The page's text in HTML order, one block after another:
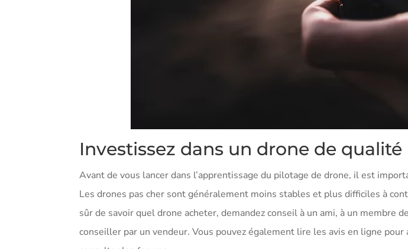
Investissez dans un drone de qualité
Avant de vous lancer dans l’apprentissage du pilotage de drone, il est
Les drones pas cher sont généralement moins stables et plus difficiles à
sûr de savoir quel drone acheter, demandez conseil à un ami, à un
conseiller par un vendeur. Vous pouvez également lire les avis en ligne